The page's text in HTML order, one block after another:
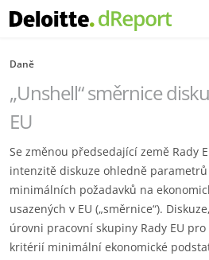
Daně
„Unshell“ směrnice
EU
Se změnou předsedající země Rady
intenzitě diskuze ohledně
minimálních požadavků na
usazených v EU („směrnice“).
úrovni pracovní skupiny Rady EU
kritérií minimální ekonomické